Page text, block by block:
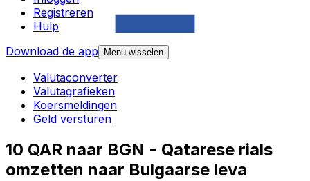
Registreren
Hulp
Download de app
Menu wisselen
Valutaconverter
Valutagrafieken
Koersmeldingen
Geld versturen
10 QAR naar BGN - Qatarese rials
omzetten naar Bulgaarse leva